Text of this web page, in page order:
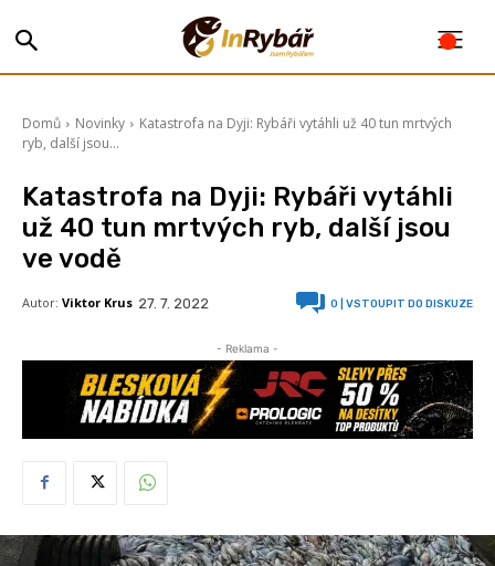
Domů Novinky
Katastrofa na Dyji: Rybáři vytáhli už 40 tun mrtvých
ryb, další jsou...
Katastrofa na Dyji: Rybáři vytáhli
už 40 tun mrtvých ryb, další jsou
ve vodě
Autor: Viktor Krus 27. 7. 2022 0 | VSTOUPIT DO DISKUZE
- Reklama -